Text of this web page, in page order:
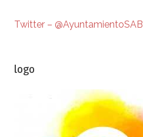
Twitter – @AyuntamientoSAB
logo